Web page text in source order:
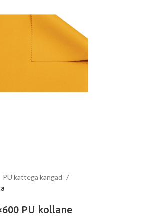
PU kattega kangad
PU kollane